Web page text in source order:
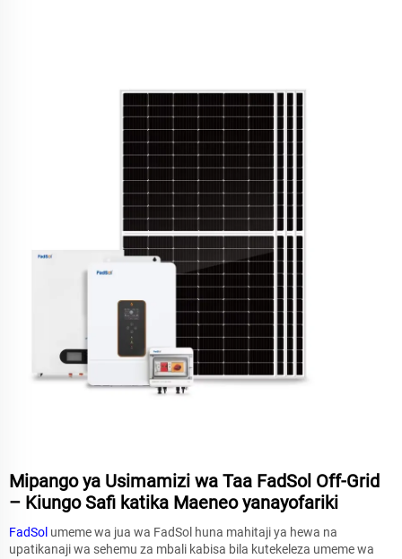
Mipango ya Usimamizi wa Taa FadSol Off-Grid
– Kiungo Safi katika Maeneo yanayofariki
FadSol umeme wa jua wa FadSol huna mahitaji ya hewa na
upatikanaji wa sehemu za mbali kabisa bila kutekeleza umeme wa